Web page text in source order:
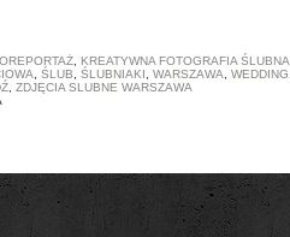
, KREATYWNA FOTOGRAFIA ŚLUBNA
ŚLUB ŚLUBNIAKI WARSZAWA WEDDING
, ZDJĘCIA SLUBNE WARSZAWA